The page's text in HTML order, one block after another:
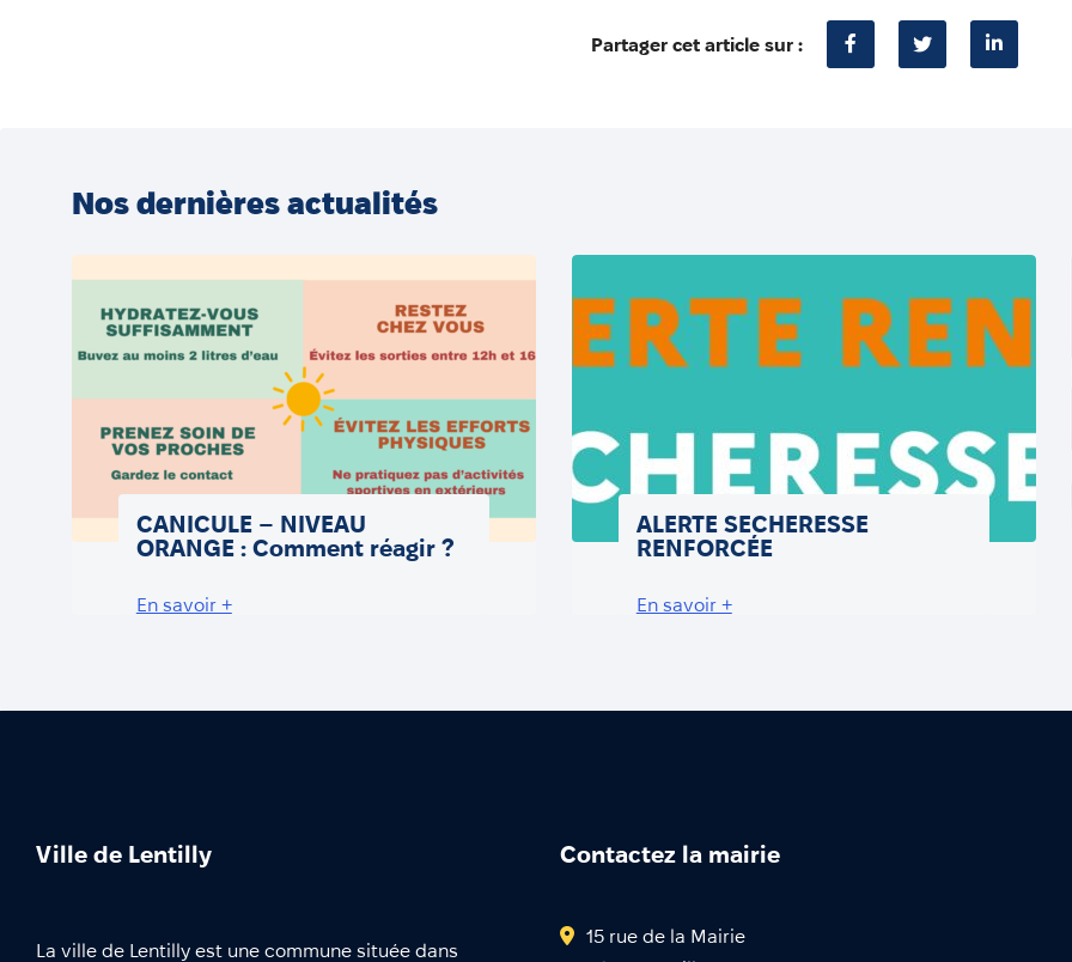
Partager cet article sur :
Nos dernières actualités
CANICULE – NIVEAU
ORANGE : Comment réagir ?
En savoir +
ALERTE SECHERESSE
RENFORCÉE
En savoir +
Ville de Lentilly
La ville de Lentilly est une commune située dans
Contactez la mairie
15 rue de la Mairie